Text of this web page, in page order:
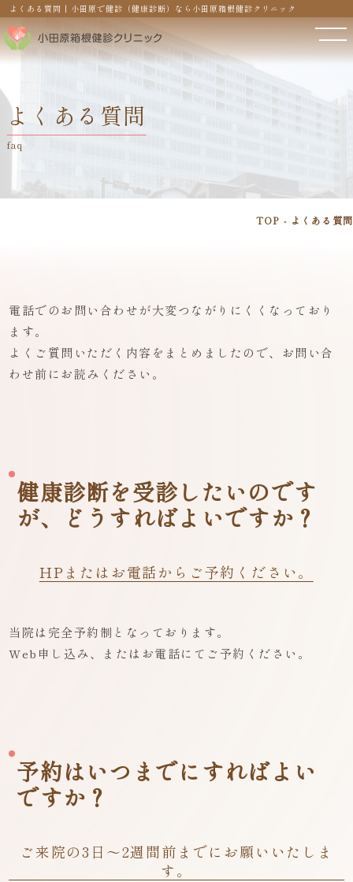
よくある質問 | 小田原で健診（健康診断）なら小田原箱根健診クリニック
よくある質問
faq
TOP よくある質問
電話でのお問い合わせが大変つながりにくくなっており
ます。
よくご質問いただく内容をまとめましたので、お問い合
わせ前にお読みください。
健康診断を受診したいのです
が、どうすればよいですか？
HPまたはお電話からご予約ください。
当院は完全予約制となっております。
Web申し込み、またはお電話にてご予約ください。
予約はいつまでにすればよい
ですか？
ご来院の3日～2週間前までにお願いいたしま
す。